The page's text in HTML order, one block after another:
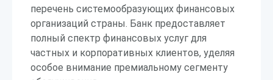
перечень системообразующих финансовых
организаций страны. Банк предоставляет
полный спектр финансовых услуг для
частных и корпоративных клиентов, уделяя
особое внимание премиальному сегменту